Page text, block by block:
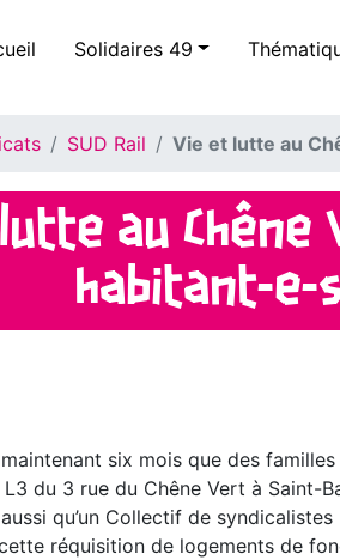
Solidaires 49
SUD Rail Vie et lutte au
au
habitant-e-
six mois que des
du 3 rue du Chêne Vert à Saint-
qu’un Collectif de
réquisition de logements de